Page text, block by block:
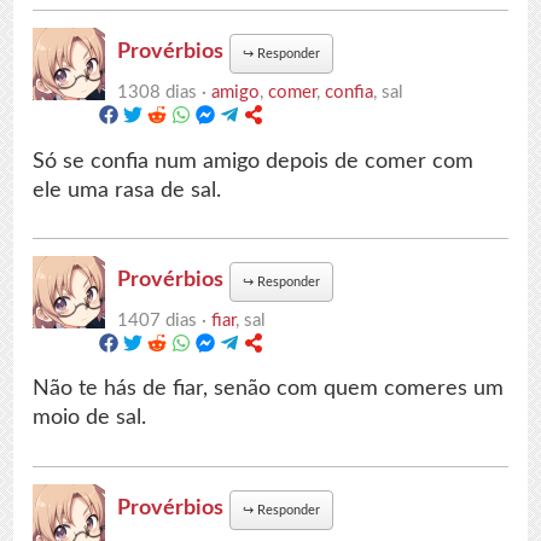
Provérbios ↪ Responder
1308 dias ·amigo,comer,confia, sal
Só se confia num amigo depois de comer com
ele uma rasa de sal.
Provérbios ↪ Responder
1407 dias ·fiar, sal
Não te hás de fiar, senão com quem comeres um
moio de sal.
Provérbios ↪ Responder